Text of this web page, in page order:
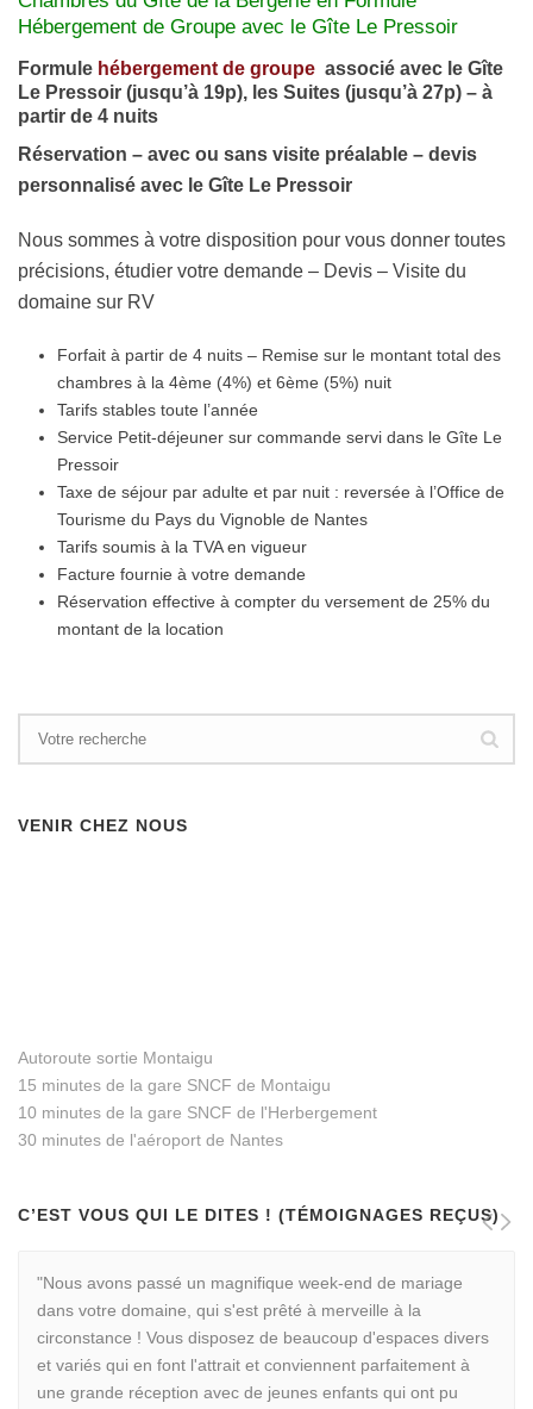
Hébergement de Groupe avec le Gîte Le Pressoir
Formule hébergement de groupe associé avec le Gîte
Le Pressoir (jusqu’à 19p), les Suites (jusqu’à 27p) – à
partir de 4 nuits
Réservation – avec ou sans visite préalable – devis
personnalisé avec le Gîte Le Pressoir
Nous sommes à votre disposition pour vous donner toutes
précisions, étudier votre demande – Devis – Visite du
domaine sur RV
Forfait à partir de 4 nuits – Remise sur le montant total des
chambres à la 4ème (4%) et 6ème (5%) nuit
Tarifs stables toute l’année
Service Petit-déjeuner sur commande servi dans le Gîte Le
Pressoir
Taxe de séjour par adulte et par nuit : reversée à l’Office de
Tourisme du Pays du Vignoble de Nantes
Tarifs soumis à la TVA en vigueur
Facture fournie à votre demande
Réservation effective à compter du versement de 25% du
montant de la location
VENIR CHEZ NOUS
Autoroute sortie Montaigu
15 minutes de la gare SNCF de Montaigu
10 minutes de la gare SNCF de l'Herbergement
30 minutes de l'aéroport de Nantes
C’EST VOUS QUI LE DITES ! (TÉMOIGNAGES REÇUS)
"Nous avons passé un magnifique week-end de mariage
dans votre domaine, qui s'est prêté à merveille à la
circonstance ! Vous disposez de beaucoup d'espaces divers
et variés qui en font l'attrait et conviennent parfaitement à
une grande réception avec de jeunes enfants qui ont pu